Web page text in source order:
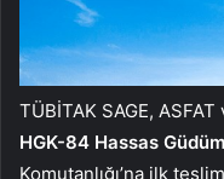
TÜBİTAK SAGE,
HGK-84 Hassas Güdüm
Komutanlığı’na ilk